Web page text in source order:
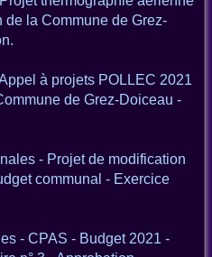
de la Commune de Grez-
à projets POLLEC 2021
de Grez-Doiceau -
- Projet de modification
communal - Exercice
- CPAS - Budget 2021 -